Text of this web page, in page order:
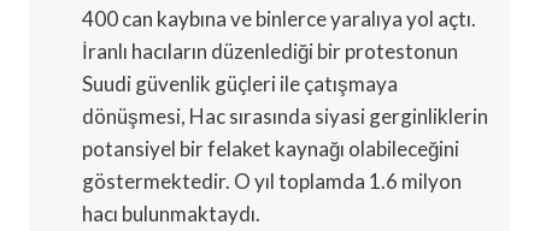
400 can kaybına ve binlerce yaralıya yol açtı.
İranlı hacıların düzenlediği bir protestonun
Suudi güvenlik güçleri ile çatışmaya
dönüşmesi, Hac sırasında siyasi gerginliklerin
potansiyel bir felaket kaynağı olabileceğini
göstermektedir. O yıl toplamda 1.6 milyon
hacı bulunmaktaydı.